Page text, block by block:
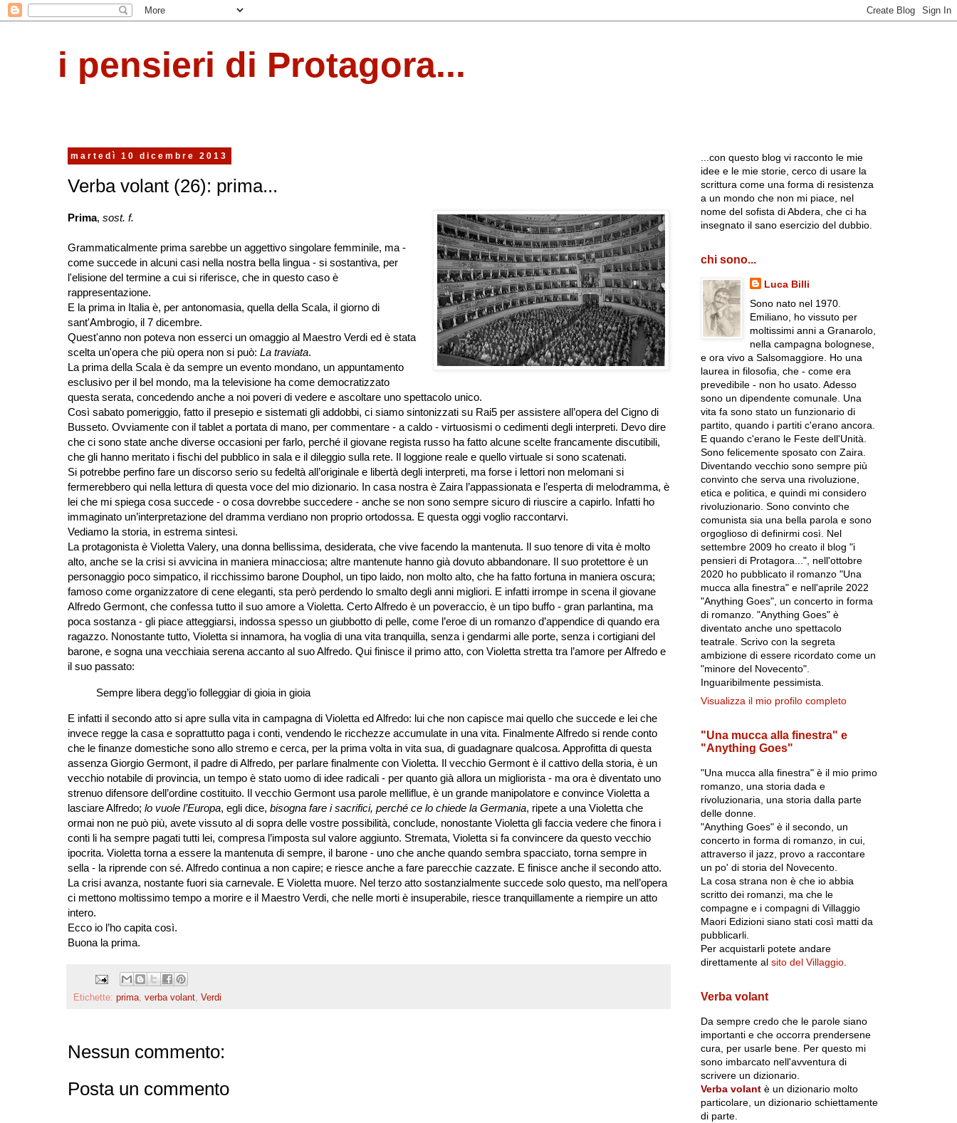
i pensieri di Protagora...
martedì 10 dicembre 2013
Verba volant (26): prima...
Prima, sost. f.
Grammaticalmente prima sarebbe un aggettivo singolare femminile, ma -
come succede in alcuni casi nella nostra bella lingua - si sostantiva, per
l'elisione del termine a cui si riferisce, che in questo caso è
rappresentazione.
E la prima in Italia è, per antonomasia, quella della Scala, il giorno di
sant'Ambrogio, il 7 dicembre.
Quest'anno non poteva non esserci un omaggio al Maestro Verdi ed è stata
scelta un'opera che più opera non si può: La traviata.
La prima della Scala è da sempre un evento mondano, un appuntamento
esclusivo per il bel mondo, ma la televisione ha come democratizzato
questa serata, concedendo anche a noi poveri di vedere e ascoltare uno spettacolo unico.
Così sabato pomeriggio, fatto il presepio e sistemati gli addobbi, ci siamo sintonizzati su Rai5 per assistere all’opera del Cigno di
Busseto. Ovviamente con il tablet a portata di mano, per commentare - a caldo - virtuosismi o cedimenti degli interpreti. Devo dire
che ci sono state anche diverse occasioni per farlo, perché il giovane regista russo ha fatto alcune scelte francamente discutibili,
che gli hanno meritato i fischi del pubblico in sala e il dileggio sulla rete. Il loggione reale e quello virtuale si sono scatenati.
Si potrebbe perfino fare un discorso serio su fedeltà all’originale e libertà degli interpreti, ma forse i lettori non melomani si
fermerebbero qui nella lettura di questa voce del mio dizionario. In casa nostra è Zaira l’appassionata e l’esperta di melodramma, è
lei che mi spiega cosa succede - o cosa dovrebbe succedere - anche se non sono sempre sicuro di riuscire a capirlo. Infatti ho
immaginato un’interpretazione del dramma verdiano non proprio ortodossa. E questa oggi voglio raccontarvi.
Vediamo la storia, in estrema sintesi.
La protagonista è Violetta Valery, una donna bellissima, desiderata, che vive facendo la mantenuta. Il suo tenore di vita è molto
alto, anche se la crisi si avvicina in maniera minacciosa; altre mantenute hanno già dovuto abbandonare. Il suo protettore è un
personaggio poco simpatico, il ricchissimo barone Douphol, un tipo laido, non molto alto, che ha fatto fortuna in maniera oscura;
famoso come organizzatore di cene eleganti, sta però perdendo lo smalto degli anni migliori. E infatti irrompe in scena il giovane
Alfredo Germont, che confessa tutto il suo amore a Violetta. Certo Alfredo è un poveraccio, è un tipo buffo - gran parlantina, ma
poca sostanza - gli piace atteggiarsi, indossa spesso un giubbotto di pelle, come l’eroe di un romanzo d’appendice di quando era
ragazzo. Nonostante tutto, Violetta si innamora, ha voglia di una vita tranquilla, senza i gendarmi alle porte, senza i cortigiani del
barone, e sogna una vecchiaia serena accanto al suo Alfredo. Qui finisce il primo atto, con Violetta stretta tra l’amore per Alfredo e
il suo passato:
Sempre libera degg’io folleggiar di gioia in gioia
E infatti il secondo atto si apre sulla vita in campagna di Violetta ed Alfredo: lui che non capisce mai quello che succede e lei che
invece regge la casa e soprattutto paga i conti, vendendo le ricchezze accumulate in una vita. Finalmente Alfredo si rende conto
che le finanze domestiche sono allo stremo e cerca, per la prima volta in vita sua, di guadagnare qualcosa. Approfitta di questa
assenza Giorgio Germont, il padre di Alfredo, per parlare finalmente con Violetta. Il vecchio Germont è il cattivo della storia, è un
vecchio notabile di provincia, un tempo è stato uomo di idee radicali - per quanto già allora un migliorista - ma ora è diventato uno
strenuo difensore dell’ordine costituito. Il vecchio Germont usa parole melliflue, è un grande manipolatore e convince Violetta a
lasciare Alfredo; lo vuole l’Europa, egli dice, bisogna fare i sacrifici, perché ce lo chiede la Germania, ripete a una Violetta che
ormai non ne può più, avete vissuto al di sopra delle vostre possibilità, conclude, nonostante Violetta gli faccia vedere che finora i
conti li ha sempre pagati tutti lei, compresa l’imposta sul valore aggiunto. Stremata, Violetta si fa convincere da questo vecchio
ipocrita. Violetta torna a essere la mantenuta di sempre, il barone - uno che anche quando sembra spacciato, torna sempre in
sella - la riprende con sé. Alfredo continua a non capire; e riesce anche a fare parecchie cazzate. E finisce anche il secondo atto.
La crisi avanza, nostante fuori sia carnevale. E Violetta muore. Nel terzo atto sostanzialmente succede solo questo, ma nell’opera
ci mettono moltissimo tempo a morire e il Maestro Verdi, che nelle morti è insuperabile, riesce tranquillamente a riempire un atto
intero.
Ecco io l’ho capita così.
Buona la prima.
Etichette: prima, verba volant, Verdi
Nessun commento:
Posta un commento
...con questo blog vi racconto le mie
idee e le mie storie, cerco di usare la
scrittura come una forma di resistenza
a un mondo che non mi piace, nel
nome del sofista di Abdera, che ci ha
insegnato il sano esercizio del dubbio.
chi sono...
Luca Billi
Sono nato nel 1970.
Emiliano, ho vissuto per
moltissimi anni a Granarolo,
nella campagna bolognese,
e ora vivo a Salsomaggiore. Ho una
laurea in filosofia, che - come era
prevedibile - non ho usato. Adesso
sono un dipendente comunale. Una
vita fa sono stato un funzionario di
partito, quando i partiti c'erano ancora.
E quando c'erano le Feste dell'Unità.
Sono felicemente sposato con Zaira.
Diventando vecchio sono sempre più
convinto che serva una rivoluzione,
etica e politica, e quindi mi considero
rivoluzionario. Sono convinto che
comunista sia una bella parola e sono
orgoglioso di definirmi così. Nel
settembre 2009 ho creato il blog "i
pensieri di Protagora...", nell'ottobre
2020 ho pubblicato il romanzo "Una
mucca alla finestra" e nell'aprile 2022
"Anything Goes", un concerto in forma
di romanzo. "Anything Goes" è
diventato anche uno spettacolo
teatrale. Scrivo con la segreta
ambizione di essere ricordato come un
"minore del Novecento".
Inguaribilmente pessimista.
Visualizza il mio profilo completo
"Una mucca alla finestra" e
"Anything Goes"
"Una mucca alla finestra" è il mio primo
romanzo, una storia dada e
rivoluzionaria, una storia dalla parte
delle donne.
"Anything Goes" è il secondo, un
concerto in forma di romanzo, in cui,
attraverso il jazz, provo a raccontare
un po' di storia del Novecento.
La cosa strana non è che io abbia
scritto dei romanzi, ma che le
compagne e i compagni di Villaggio
Maori Edizioni siano stati così matti da
pubblicarli.
Per acquistarli potete andare
direttamente al sito del Villaggio.
Verba volant
Da sempre credo che le parole siano
importanti e che occorra prendersene
cura, per usarle bene. Per questo mi
sono imbarcato nell'avventura di
scrivere un dizionario.
Verba volantè un dizionario molto
particolare, un dizionario schiettamente
di parte.